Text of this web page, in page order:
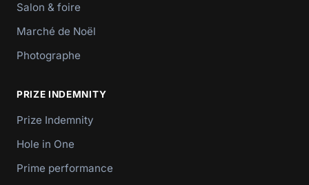
Salon & foire
Marché de Noël
Photographe
PRIZE INDEMNITY
Prize Indemnity
Hole in One
Prime performance